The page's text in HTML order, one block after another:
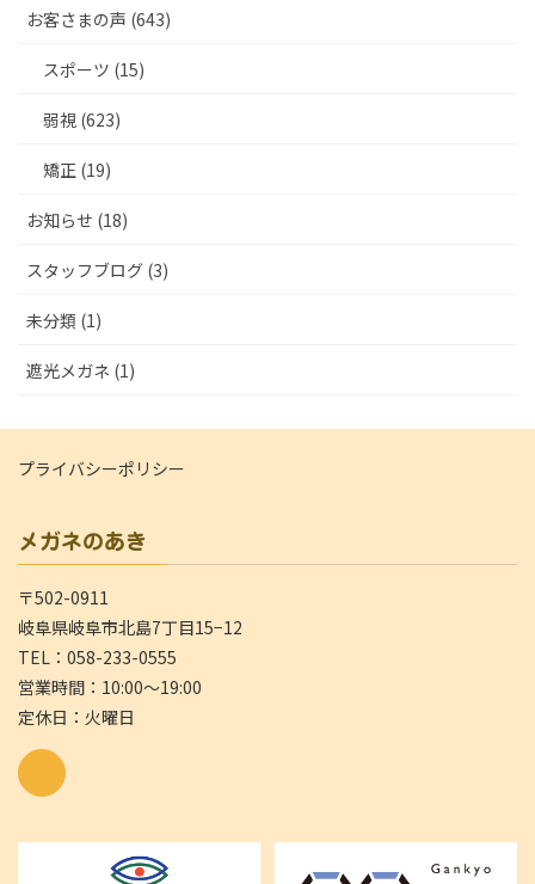
お客さまの声 (643)
スポーツ (15)
弱視 (623)
矯正 (19)
お知らせ (18)
スタッフブログ (3)
未分類 (1)
遮光メガネ (1)
プライバシーポリシー
メガネのあき
〒502-0911
岐阜県岐阜市北島7丁目15−12
TEL：058-233-0555
営業時間：10:00～19:00
定休日：火曜日